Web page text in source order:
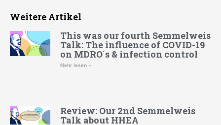
Weitere Artikel
This was our fourth Semmelweis
Talk: The influence of COVID-19
on MDRO´s & infection control
Mehr lesen »
Review: Our 2nd Semmelweis
Talk about HHEA